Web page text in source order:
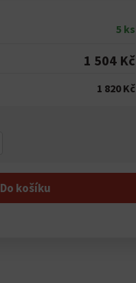
5 ks
1 504 Kč
1 820 Kč
Do košíku